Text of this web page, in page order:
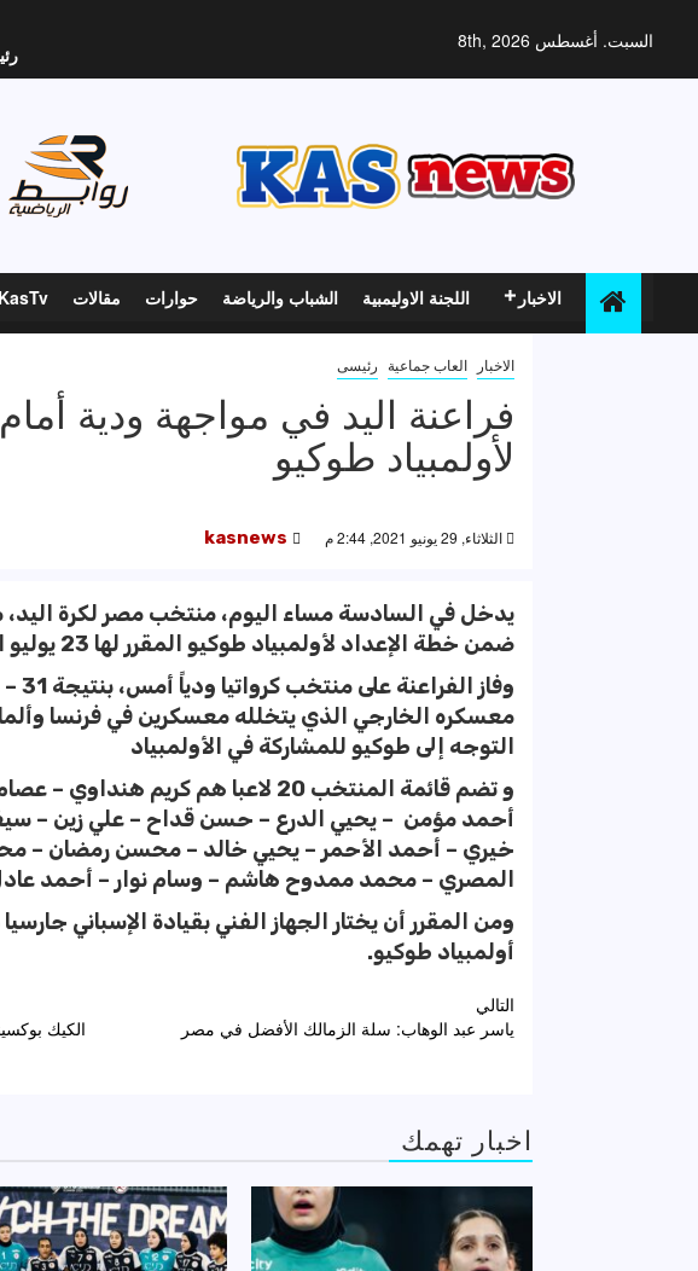
السبت. أغسطس 8th, 2026
الاخبار اللجنة الاوليمبية الشباب والرياضة حوارات مقالات KasTv
الاخبار العاب جماعية رئيسى
فراعنة اليد في مواجهة ودية أمام
لأولمبياد طوكيو
الثلاثاء, 29 يونيو 2021, 2:44 م kasnews
يدخل في السادسة مساء اليوم، منتخب مصر لكرة اليد،
ضمن خطة الإعداد لأولمبياد طوكيو المقرر لها 23 يوليو المقبل.
معسكره الخارجي الذي يتخلله معسكرين في فرنسا
التوجه إلى طوكيو للمشاركة في الأولمبياد
و تضم قائمة المنتخب 20 لاعبا هم
أحمد مؤمن – يحيي الدرع – حسن قداح – علي زين –
خيري – أحمد الأحمر – يحيي خالد – محسن رمضان –
المصري – محمد ممدوح هاشم – وسام نوار – أحمد
أولمبياد طوكيو.
تصفّح
المقالات
الكيك
التالي
ياسر عبد الوهاب: سلة الزمالك الأفضل في مصر
اخبار تهمك